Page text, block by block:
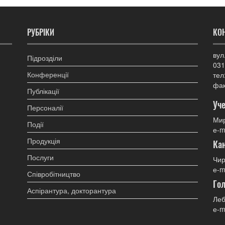
РУБРІКИ
Підрозділи
Конференції
Публікації
Персоналії
Події
Продукція
Послуги
Співробітництво
Аспірантура, докторантура
е-
е-
е-